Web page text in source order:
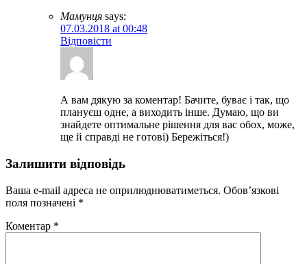
Мамунця says:
07.03.2018 at 00:48
Відповісти
А вам дякую за коментар! Бачите, буває і так, що
плануєш одне, а виходить інше. Думаю, що ви
знайдете оптимальне рішення для вас обох, може,
ще й справді не готові) Бережіться!)
Залишити відповідь
Ваша e-mail адреса не оприлюднюватиметься. Обов’язкові
поля позначені *
Коментар *